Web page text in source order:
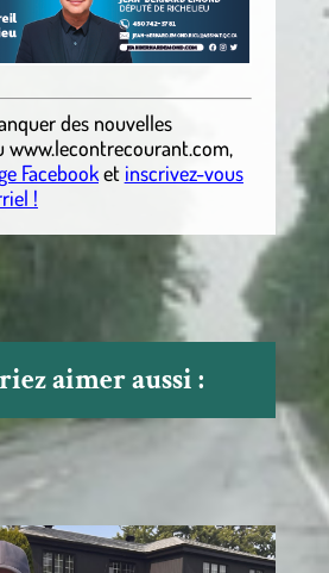
des nouvelles
www.lecontrecourant.com,
Facebooket inscrivez-vous
!
aimer aussi :